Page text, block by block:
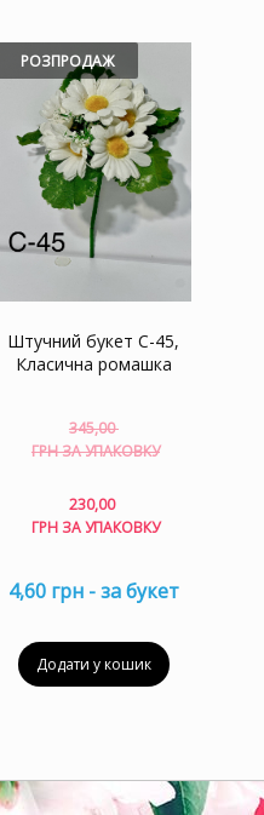
РОЗПРОДАЖ
Штучний букет C-45,
Класична ромашка
345,00
ГРН ЗА УПАКОВКУ
230,00
ГРН ЗА УПАКОВКУціна:
упаковку.
4,60 грн - за букет
Додати у кошик